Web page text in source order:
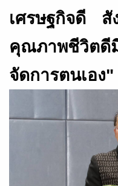
เศรษฐกิจดี
คุณภาพชีวิตดี
จัดการตนเอง"